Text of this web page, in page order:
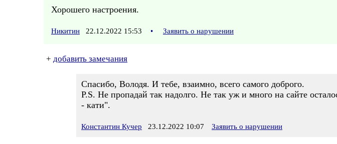
Хорошего настроения.
Никитин 22.12.2022 15:53 • Заявить о нарушении
+ добавить замечания
Спасибо, Володя. И тебе, взаимно, всего самого доброго.
P.S. Не пропадай так надолго. Не так уж и много на сайте
- кати".
Константин Кучер 23.12.2022 10:07 Заявить о нарушении